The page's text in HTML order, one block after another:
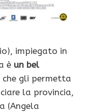
impiegato in
è un bel
che gli permetta
la provincia,
(Angela